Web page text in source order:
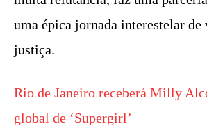
uma épica jornada interestelar de
justiça.
Rio de Janeiro receberá Milly
global de ‘Supergirl’